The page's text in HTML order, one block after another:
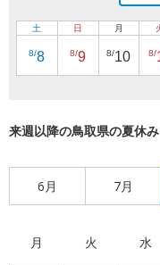
土
8/8
日
8/9
月
8/10 8/
来週以降の鳥取県の夏休
6月 7月
月 火 水